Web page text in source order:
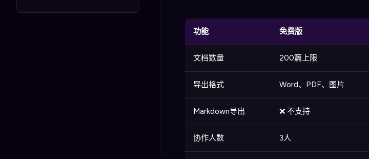
功能 免费版
文档数量 200篇上限
导出格式 Word、PDF、图片
Markdown导出 ❌ 不支持
协作人数 3人